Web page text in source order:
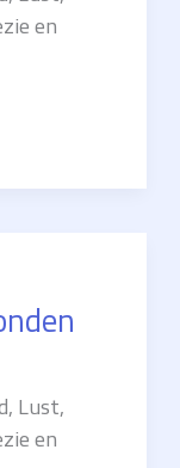
en
Lust,
en